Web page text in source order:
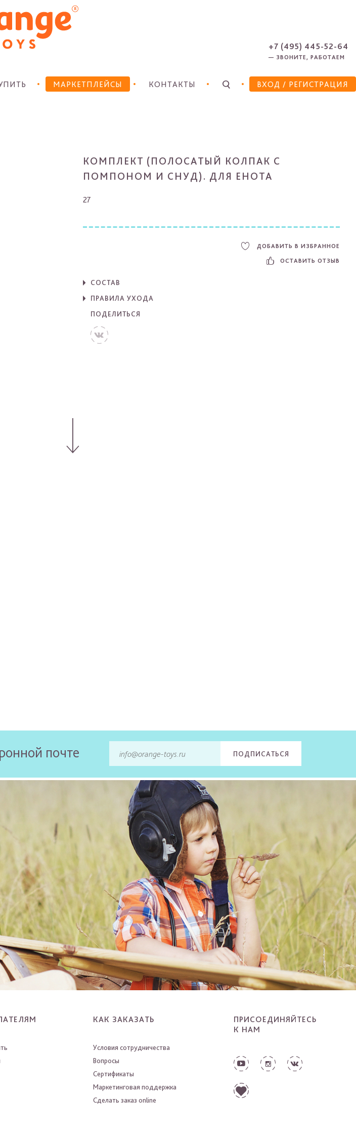
МАРКЕТПЛЕЙСЫ КОНТАКТЫ ВХОД / РЕГИСТРАЦИЯ
+7 (495) 445-52-64
— ЗВОНИТЕ, РАБОТАЕМ
КОМПЛЕКТ (ПОЛОСАТЫЙ КОЛПАК С
ПОМПОНОМ И СНУД). ДЛЯ ЕНОТА
27
ДОБАВИТЬ В ИЗБРАННОЕ
ОСТАВИТЬ ОТЗЫВ
СОСТАВ
ПРАВИЛА УХОДА
ПОДЕЛИТЬСЯ
почте ПОДПИСАТЬСЯ
КАК ЗАКАЗАТЬ
Условия сотрудничества
Вопросы
Сертификаты
Маркетинговая поддержка
Сделать заказ online
ПРИСОЕДИНЯЙТЕСЬ
К НАМ